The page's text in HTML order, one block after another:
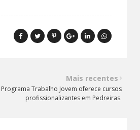
Mais recentes
Programa Trabalho Jovem oferece cursos
profissionalizantes em Pedreiras.